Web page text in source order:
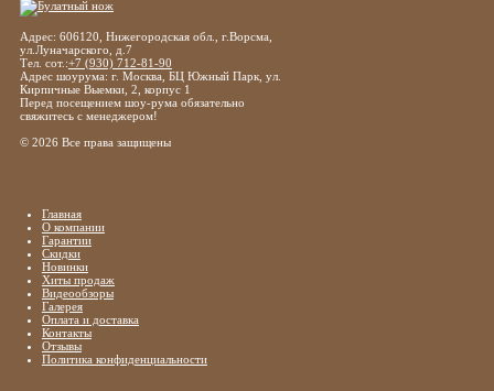
Адрес: 606120, Нижегородская обл., г.Ворсма,
ул.Луначарского, д.7
Тел. сот.:+7 (930) 712-81-90
Адрес шоурума: г. Москва, БЦ Южный Парк, ул.
Кирпичные Выемки, 2, корпус 1
Перед посещением шоу-рума обязательно
свяжитесь с менеджером!
© 2026 Все права защищены
Главная
О компании
Гарантии
Скидки
Новинки
Хиты продаж
Видеообзоры
Галерея
Оплата и доставка
Контакты
Отзывы
Политика конфиденциальности